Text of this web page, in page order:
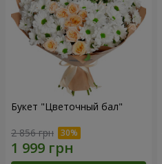
Букет "Цветочный бал"
2 856 грн